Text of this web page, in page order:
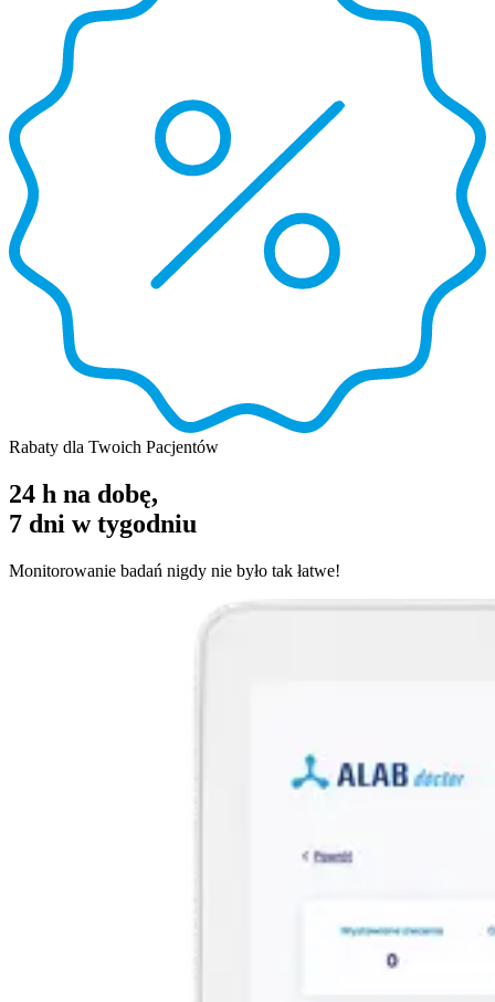
Rabaty dla Twoich Pacjentów
24 h na dobę,
7 dni w tygodniu
Monitorowanie badań nigdy nie było tak łatwe!